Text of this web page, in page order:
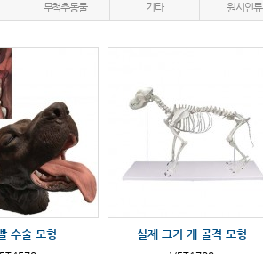
무척추동물 기타 원시인류
수술 모형 실제 크기 개 골격 모형